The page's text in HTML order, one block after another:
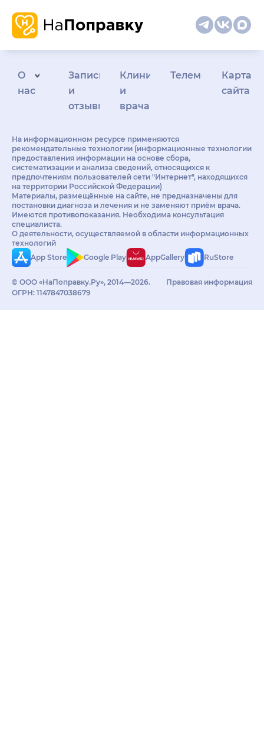
О
нас
Запись
и
отзывы
Клиникам
и
врачам
Телемедицина
Карта
сайта
На информационном ресурсе применяются
рекомендательные технологии (информационные технологии
предоставления информации на основе сбора,
систематизации и анализа сведений, относящихся к
предпочтениям пользователей сети "Интернет", находящихся
на территории Российской Федерации)
Материалы, размещённые на сайте, не предназначены для
постановки диагноза и лечения и не заменяют приём врача.
Имеются противопоказания. Необходима консультация
специалиста.
О деятельности, осуществляемой в области информационных
технологий
App Store
Google Play AppGallery RuStore
© ООО «НаПоправку.Ру», 2014—2026.
ОГРН: 1147847038679
Правовая информация